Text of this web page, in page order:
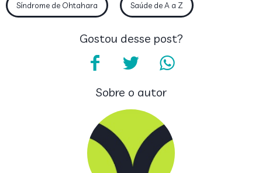
Síndrome de Ohtahara Saúde de A a Z
Gostou desse post?
Sobre o autor